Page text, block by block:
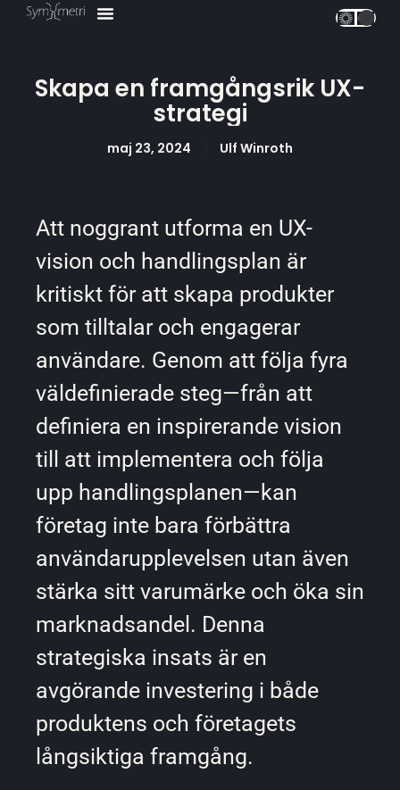
Skapa en framgångsrik UX-
strategi
maj 23, 2024 Ulf Winroth
Att noggrant utforma en UX-
vision och handlingsplan är
kritiskt för att skapa produkter
som tilltalar och engagerar
användare. Genom att följa fyra
väldefinierade steg—från att
definiera en inspirerande vision
till att implementera och följa
upp handlingsplanen—kan
företag inte bara förbättra
användarupplevelsen utan även
stärka sitt varumärke och öka sin
marknadsandel. Denna
strategiska insats är en
avgörande investering i både
produktens och företagets
långsiktiga framgång.